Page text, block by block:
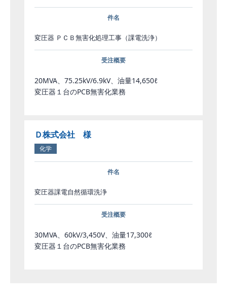
件名
変圧器 ＰＣＢ無害化処理工事（課電洗浄）
受注概要
20MVA、75.25kV/6.9kV、油量14,650ℓ
変圧器１台のPCB無害化業務
Ｄ株式会社 様
化学
件名
変圧器課電自然循環洗浄
受注概要
30MVA、60kV/3,450V、油量17,300ℓ
変圧器１台のPCB無害化業務